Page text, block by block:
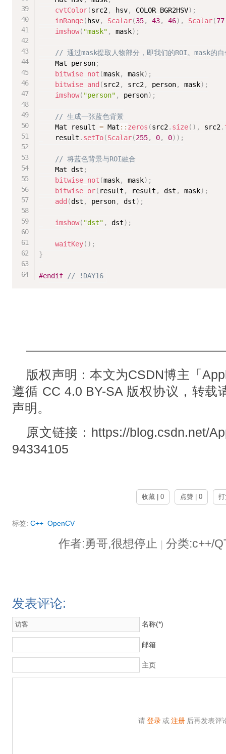
cvtColor(src2, hsv, COLOR_BGR2HSV) ;
inRange( hsv, Scalar(35, 43, 46) , Scalar(77
imshow( "mask" , mask) ;
// 通过mask提取人物部分，即我们的ROI。mask的
	Mat person
;
bitwise_not (mask, mask) ;
bitwise_and (src2, src2, person, mask) ;
imshow( "person" , person) ;
// 生成一张蓝色背景
	Mat result
= Mat :: zeros (src2. size( ) , src2.
	result
. setTo(Scalar(255, 0, 0) ) ;
// 将蓝色背景与ROI融合
	Mat dst
;
bitwise_not (mask, mask) ;
bitwise_or( result , result , dst , mask) ;
add (dst , person, dst) ;
imshow( "dst" , dst) ;
waitKey( ) ;
}
#endif // !DAY16
版权声明：本文为CSDN博主「
遵循 CC 4.0 BY-SA 版权协议，转载
声明。
原文链接：https://blog.csdn.net/
94334105
收藏 | 0 点赞 | 0
标签:C++ OpenCV
作者:勇哥,很想停止 分类:c++/
发表评论:
名称(*)
邮箱
主页
请 登录 或 注册 后再发表评